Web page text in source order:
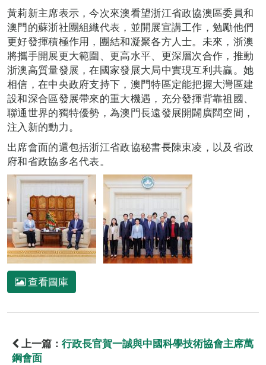
黃莉新主席表示，今次來澳看望浙江省政協澳區委員和
澳門的蘇浙社團組織代表，並開展宣講工作，勉勵他們
更好發揮積極作用，團結和凝聚各方人士。未來，浙澳
將攜手開展更大範圍、更高水平、更深層次合作，推動
浙澳高質量發展，在國家發展大局中實現互利共贏。她
相信，在中央政府支持下，澳門特區定能把握大灣區建
設和深合區發展帶來的重大機遇，充分發揮背靠祖國、
聯通世界的獨特優勢，為澳門長遠發展開闢廣闊空間，
注入新的動力。
出席會面的還包括浙江省政協秘書長陳東凌，以及省政
府和省政協多名代表。
查看圖庫
上一篇： 行政長官賀一誠與中國科學技術協會主席萬
鋼會面